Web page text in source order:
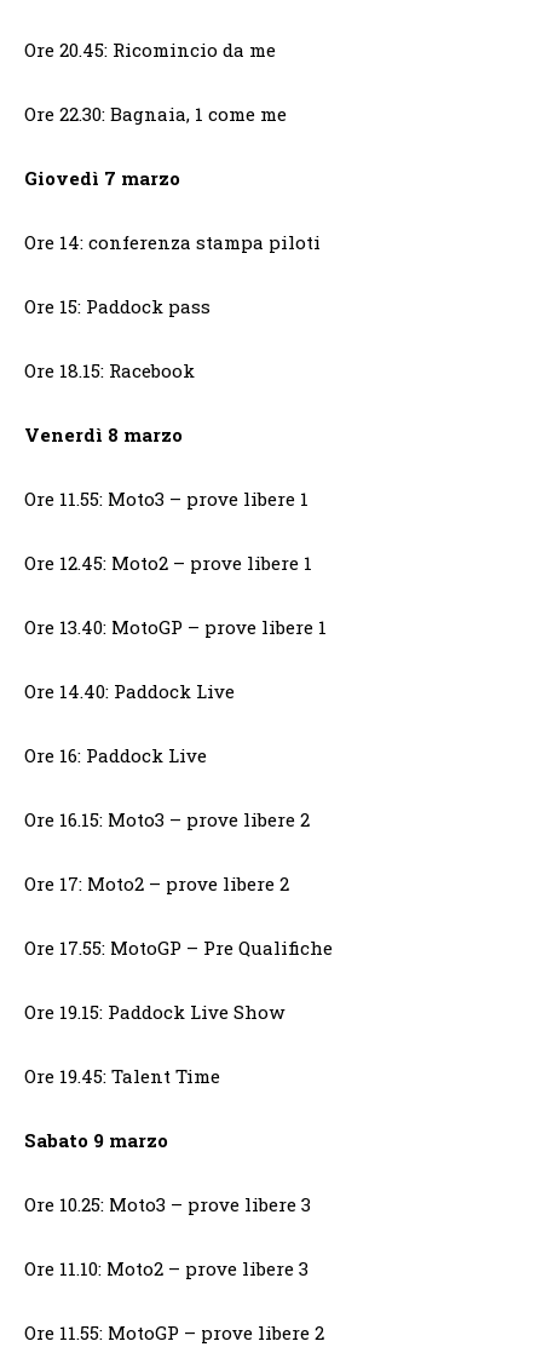
Ore 20.45: Ricomincio da me
Ore 22.30: Bagnaia, 1 come me
Giovedì 7 marzo
Ore 14: conferenza stampa piloti
Ore 15: Paddock pass
Ore 18.15: Racebook
Venerdì 8 marzo
Ore 11.55: Moto3 – prove libere 1
Ore 12.45: Moto2 – prove libere 1
Ore 13.40: MotoGP – prove libere 1
Ore 14.40: Paddock Live
Ore 16: Paddock Live
Ore 16.15: Moto3 – prove libere 2
Ore 17: Moto2 – prove libere 2
Ore 17.55: MotoGP – Pre Qualifiche
Ore 19.15: Paddock Live Show
Ore 19.45: Talent Time
Sabato 9 marzo
Ore 10.25: Moto3 – prove libere 3
Ore 11.10: Moto2 – prove libere 3
Ore 11.55: MotoGP – prove libere 2